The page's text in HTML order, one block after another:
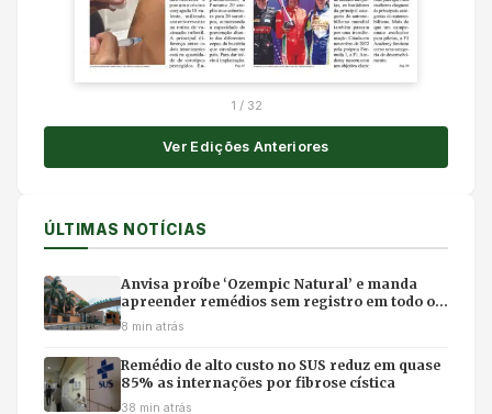
1 / 32
Ver Edições Anteriores
ÚLTIMAS NOTÍCIAS
Anvisa proíbe ‘Ozempic Natural’ e manda
apreender remédios sem registro em todo o
Brasil
8 min atrás
Remédio de alto custo no SUS reduz em quase
85% as internações por fibrose cística
38 min atrás